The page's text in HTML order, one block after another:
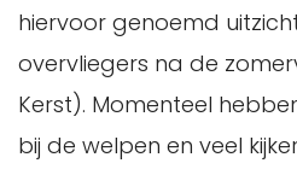
hiervoor genoemd
overvliegers na de
Kerst). Momenteel
bij de welpen en veel